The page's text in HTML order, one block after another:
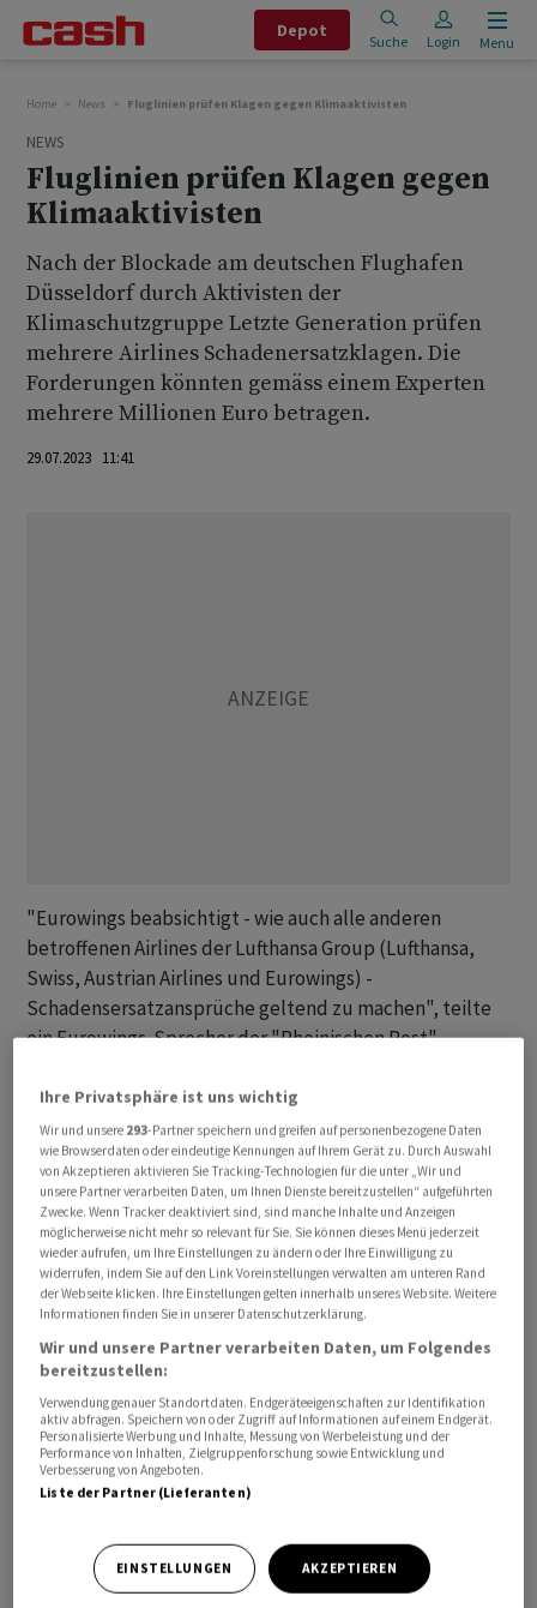
Depot
Suche Login Menu
Home News Fluglinien prüfen Klagen gegen Klimaaktivisten
NEWS
Fluglinien prüfen Klagen gegen
Klimaaktivisten
Nach der Blockade am deutschen Flughafen
Düsseldorf durch Aktivisten der
Klimaschutzgruppe Letzte Generation prüfen
mehrere Airlines Schadenersatzklagen. Die
Forderungen könnten gemäss einem Experten
mehrere Millionen Euro betragen.
29.07.2023 11:41
"Eurowings beabsichtigt - wie auch alle anderen
betroffenen Airlines der Lufthansa Group (Lufthansa,
Swiss, Austrian Airlines und Eurowings) -
Schadensersatzansprüche geltend zu machen", teilte
ein Eurowings-Sprecher der "Rheinischen Post"
Nachrichtenagentur AFP mit.
Nach Einschätzung des Hamburger Luftfahrtexperten
Gerald Wissel könnte es bei den Klagen um eine Summe
von mehreren Millionen Euro gehen. "Insgesamt kann es
zu Schadenersatzforderungen in Höhe einiger Millionen
Euro kommen", sagte er der Zeitung. "Da mussten
Hotels für Passagiere gebucht werden, es entgingen
Ticketeinnahmen, Ersatzflugzeuge mussten gefunden
werden, andere Crews mussten eingesetzt werden, da
kommt einiges zusammen."Insgesamt waren dem
Bericht zufolge 48 Flüge storniert worden, zwei wurden
umgeleitet.
Ihre Privatsphäre ist uns wichtig
Wir und unsere 293-Partner speichern und greifen auf personenbezogene Daten
wie Browserdaten oder eindeutige Kennungen auf Ihrem Gerät zu. Durch Auswahl
von Akzeptieren aktivieren Sie Tracking-Technologien für die unter „Wir und
unsere Partner verarbeiten Daten, um Ihnen Dienste bereitzustellen“ aufgeführten
Zwecke. Wenn Tracker deaktiviert sind, sind manche Inhalte und Anzeigen
möglicherweise nicht mehr so relevant für Sie. Sie können dieses Menü jederzeit
wieder aufrufen, um Ihre Einstellungen zu ändern oder Ihre Einwilligung zu
widerrufen, indem Sie auf den Link Voreinstellungen verwalten am unteren Rand
der Webseite klicken. Ihre Einstellungen gelten innerhalb unseres Website. Weitere
Informationen finden Sie in unserer Datenschutzerklärung.
Wir und unsere Partner verarbeiten Daten, um Folgendes
bereitzustellen:
Verwendung genauer Standortdaten. Endgeräteeigenschaften zur Identifikation
aktiv abfragen. Speichern von oder Zugriff auf Informationen auf einem Endgerät.
Personalisierte Werbung und Inhalte, Messung von Werbeleistung und der
Performance von Inhalten, Zielgruppenforschung sowie Entwicklung und
Verbesserung von Angeboten.
Liste der Partner (Lieferanten)
EINSTELLUNGEN AKZEPTIEREN